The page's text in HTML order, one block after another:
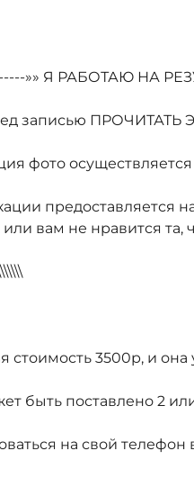
»» Я РАБОТАЮ НА
записью ПРОЧИТАТЬ
фото
предоставляется
вам не нравится та,
стоимость 3500р, и
быть поставлено 2
на свой